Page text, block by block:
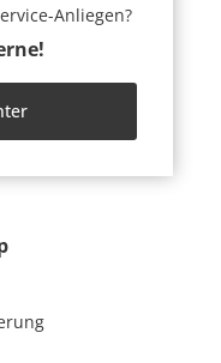
Anliegen?